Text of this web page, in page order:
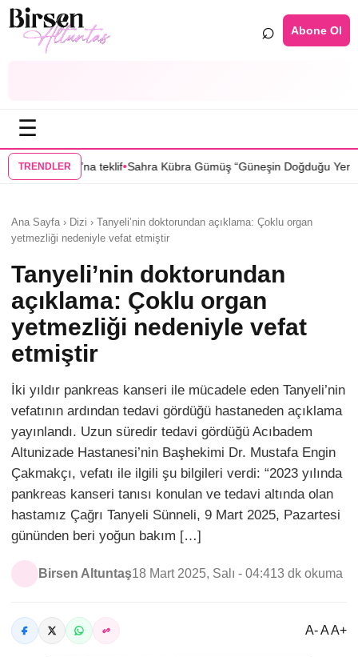
⌕ Abone Ol
☰
TRENDLER
Kübra Gümüş “Güneşin Doğduğu Yer” dizisinde•Selin Türkmen
Ana Sayfa › Dizi › Tanyeli’nin doktorundan açıklama: Çoklu organ
yetmezliği nedeniyle vefat etmiştir
Tanyeli’nin doktorundan
açıklama: Çoklu organ
yetmezliği nedeniyle vefat
etmiştir
İki yıldır pankreas kanseri ile mücadele eden Tanyeli’nin
vefatının ardından tedavi gördüğü hastaneden açıklama
yayınlandı. Uzun süredir tedavi gördüğü Acıbadem
Altunizade Hastanesi’nin Başhekimi Dr. Mustafa Engin
Çakmakçı, vefatı ile ilgili şu bilgileri verdi: “2023 yılında
pankreas kanseri tanısı konulan ve tedavi altında olan
hastamız Çağrı Tanyeli Sünneli, 9 Mart 2025, Pazartesi
gününden beri yoğun bakım […]
Birsen Altuntaş18 Mart 2025, Salı - 04:413 dk okuma
A- A A+